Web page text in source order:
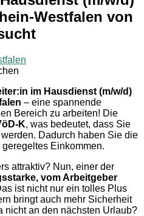
Westfalen von
im Hausdienst (m/w/d)
– eine spannende
Bereich zu arbeiten! Die
K, was bedeutet, dass Sie
Dadurch haben Sie die
Einkommen.
attraktiv? Nun, einer der
vom Arbeitgeber
ist nicht nur ein tolles Plus
bringt auch mehr Sicherheit
nicht an den nächsten Urlaub?